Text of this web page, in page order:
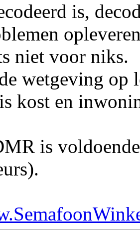
is,
niet voor niks.
wetgeving op
kost en
is